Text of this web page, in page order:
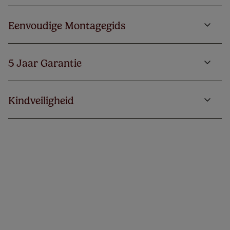
Eenvoudige Montagegids
5 Jaar Garantie
Kindveiligheid